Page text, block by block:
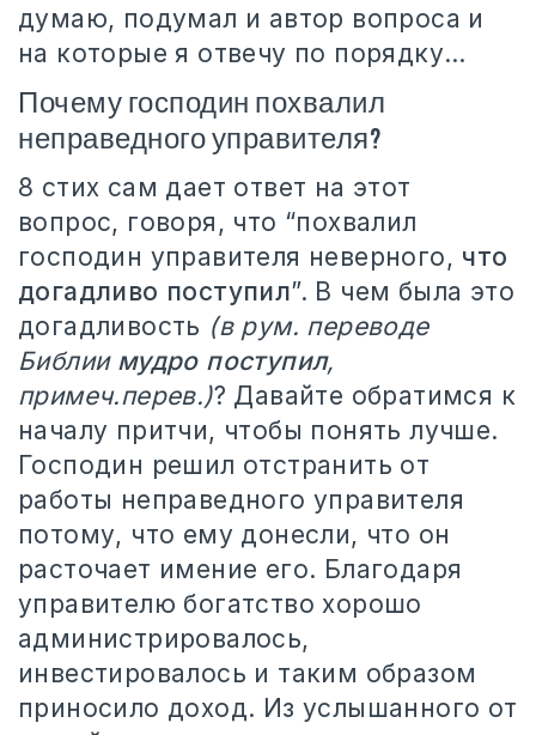
думаю, подумал и автор вопроса и
на которые я отвечу по порядку…
Почему господин похвалил
неправедного управителя?
8 стих сам дает ответ на этот
вопрос, говоря, что “похвалил
господин управителя неверного, что
догадливо поступил”. В чем была это
догадливость (в рум. переводе
Библии мудро поступил,
примеч.перев.)? Давайте обратимся к
началу притчи, чтобы понять лучше.
Господин решил отстранить от
работы неправедного управителя
потому, что ему донесли, что он
расточает имение его. Благодаря
управителю богатство хорошо
администрировалось,
инвестировалось и таким образом
приносило доход. Из услышанного от